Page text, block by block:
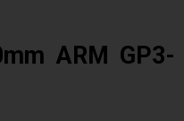
ARM GP3-